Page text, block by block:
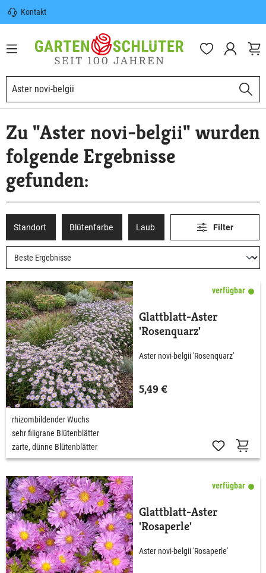
springen
Kontakt
Sicherer Versand | Versandkostenfrei
(DE) ab 100€
Garten-Schlüter Anwachsgarantie
Zu "Aster novi-belgii" wurden
folgende Ergebnisse
gefunden:
Standort Blütenfarbe Laub Filter
verfügbar
Glattblatt-Aster
'Rosenquarz'
Aster novi-belgii 'Rosenquarz'
5,49 €
rhizombildender Wuchs
sehr filigrane Blütenblätter
zarte, dünne Blütenblätter
verfügbar
Glattblatt-Aster
'Rosaperle'
Aster novi-belgii 'Rosaperle'